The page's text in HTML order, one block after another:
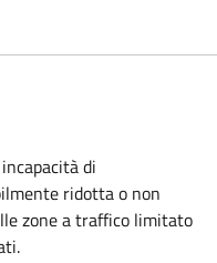
di
ridotta o non
zone a traffico limitato